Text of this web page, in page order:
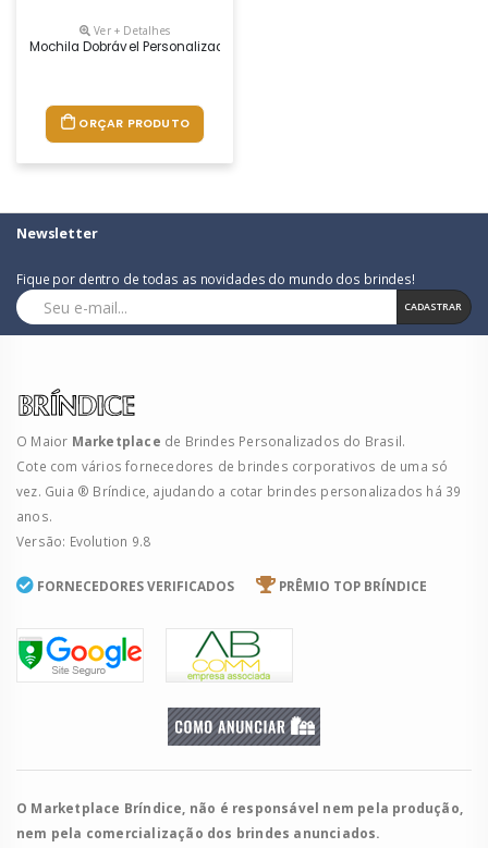
Ver + Detalhes
Mochila Dobrável Personalizada
ORÇAR PRODUTO
Newsletter
Fique por dentro de todas as novidades do mundo dos brindes!
CADASTRAR
O Maior Marketplace de Brindes Personalizados do Brasil.
Cote com vários fornecedores de brindes corporativos de uma só
vez. Guia ® Bríndice, ajudando a cotar brindes personalizados há 39
anos.
Versão: Evolution 9.8
FORNECEDORES VERIFICADOS PRÊMIO TOP BRÍNDICE
O Marketplace Bríndice, não é responsável nem pela produção,
nem pela comercialização dos brindes anunciados.